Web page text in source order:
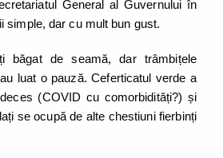
General al Guvernului în
simple, dar cu mult bun gust.
băgat de seamă, dar trâmbițele
luat o pauză. Ceferticatul verde a
(COVID cu comorbidități?) și
se ocupă de alte chestiuni fierbinți